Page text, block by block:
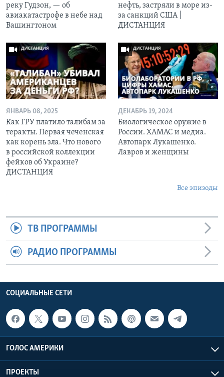
реку Гудзон, — об
авиакатастрофе в небе над
Вашингтоном
нефть, застряли в море из-
за санкций США |
ДИСТАНЦИЯ
ЯНВАРЬ 08, 2025
Как ГРУ платило талибам за
теракты. Первая чеченская
как корень зла. Что нового
в российской коллекции
фейков об Украине?
ДИСТАНЦИЯ
ДЕКАБРЬ 19, 2024
Биологическое оружие в
России. ХАМАС и медиа.
Автопарк Лукашенко.
Лавров и женщины
Все эпизоды
ТВ ПРОГРАММЫ
РАДИО ПРОГРАММЫ
СОЦИАЛЬНЫЕ СЕТИ
ГОЛОС АМЕРИКИ
ПРОЕКТЫ